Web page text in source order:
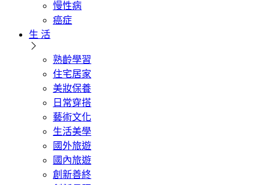
慢性病
癌症
生 活
熟齡學習
住宅居家
美妝保養
日常穿搭
藝術文化
生活美學
國外旅遊
國內旅遊
創新善終